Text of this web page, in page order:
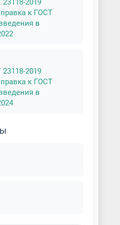
2019
к ГОСТ
в
2019
к ГОСТ
в